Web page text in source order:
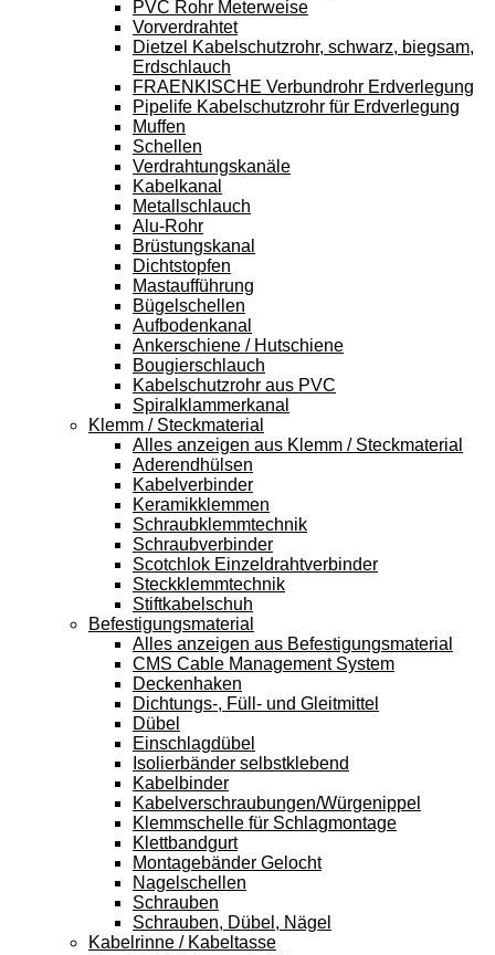
PVC Rohr Meterweise
Vorverdrahtet
Dietzel Kabelschutzrohr, schwarz, biegsam,
Erdschlauch
FRAENKISCHE Verbundrohr Erdverlegung
Pipelife Kabelschutzrohr für Erdverlegung
Muffen
Schellen
Verdrahtungskanäle
Kabelkanal
Metallschlauch
Alu-Rohr
Brüstungskanal
Dichtstopfen
Mastaufführung
Bügelschellen
Aufbodenkanal
Ankerschiene / Hutschiene
Bougierschlauch
Kabelschutzrohr aus PVC
Spiralklammerkanal
Klemm / Steckmaterial
Alles anzeigen aus Klemm / Steckmaterial
Aderendhülsen
Kabelverbinder
Keramikklemmen
Schraubklemmtechnik
Schraubverbinder
Scotchlok Einzeldrahtverbinder
Steckklemmtechnik
Stiftkabelschuh
Befestigungsmaterial
Alles anzeigen aus Befestigungsmaterial
CMS Cable Management System
Deckenhaken
Dichtungs-, Füll- und Gleitmittel
Dübel
Einschlagdübel
Isolierbänder selbstklebend
Kabelbinder
Kabelverschraubungen/Würgenippel
Klemmschelle für Schlagmontage
Klettbandgurt
Montagebänder Gelocht
Nagelschellen
Schrauben
Schrauben, Dübel, Nägel
Kabelrinne / Kabeltasse